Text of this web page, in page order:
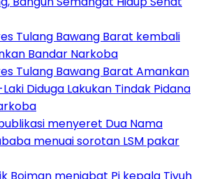
Tulang Bawang Barat kembali
Bandar Narkoba
Tulang Bawang Barat Amankan
Diduga Lakukan Tindak Pidana
menyeret Dua Nama
menuai sorotan LSM pakar
Boiman menjabat Pj kepala Tiyuh